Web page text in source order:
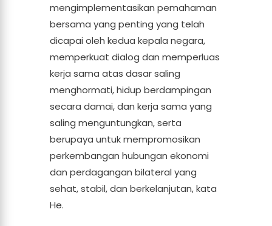
mengimplementasikan pemahaman
bersama yang penting yang telah
dicapai oleh kedua kepala negara,
memperkuat dialog dan memperluas
kerja sama atas dasar saling
menghormati, hidup berdampingan
secara damai, dan kerja sama yang
saling menguntungkan, serta
berupaya untuk mempromosikan
perkembangan hubungan ekonomi
dan perdagangan bilateral yang
sehat, stabil, dan berkelanjutan, kata
He.